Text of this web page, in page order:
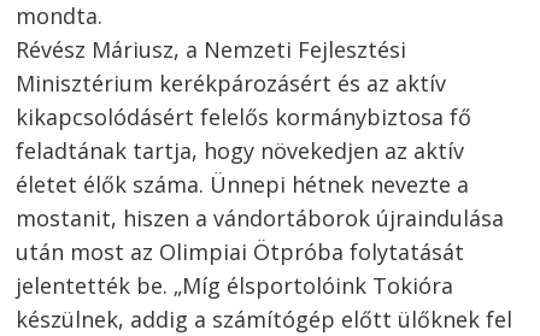
mondta.
Révész Máriusz, a Nemzeti Fejlesztési
Minisztérium kerékpározásért és az aktív
kikapcsolódásért felelős kormánybiztosa fő
feladtának tartja, hogy növekedjen az aktív
életet élők száma. Ünnepi hétnek nevezte a
mostanit, hiszen a vándortáborok újraindulása
után most az Olimpiai Ötpróba folytatását
jelentették be. „Míg élsportolóink Tokióra
készülnek, addig a számítógép előtt ülőknek fel